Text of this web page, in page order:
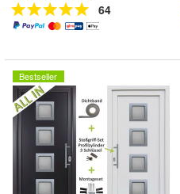
64
Bestseller